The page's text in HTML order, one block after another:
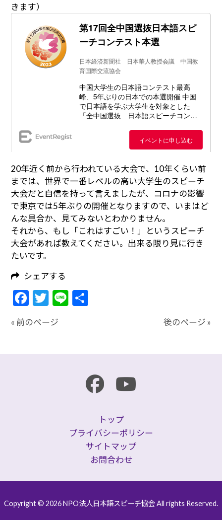
きます）
20年近く前から行われている大会で、10年くらい前
までは、世界で一番レベルの高い大学生のスピーチ
大会だと自信を持って言えましたが、コロナの影響
で東京では5年ぶりの開催となりますので、いまはど
んな具合か、見てみないとわかりません。
それから、もし「これはすごい！」というスピーチ
大会があれば教えてください。出来る限り見に行き
たいです。
シェアする
Facebook
Twitter
Line
« 前のページ 後のページ »
トップ
プライバシーポリシー
サイトマップ
お問合わせ
Copyright © 2026 NPO法人日本語スピーチ協会 All rights Reserved.